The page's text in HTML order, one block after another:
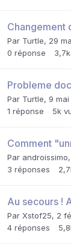
Changement
Par Turtle, 29
0 réponse 3,7k
Probleme
Par Turtle, 9 mai
1 réponse 5k
Comment
Par androissimo,
3 réponses
Au secours !
Par Xstof25, 2
4 réponses